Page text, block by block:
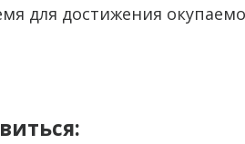
для достижения